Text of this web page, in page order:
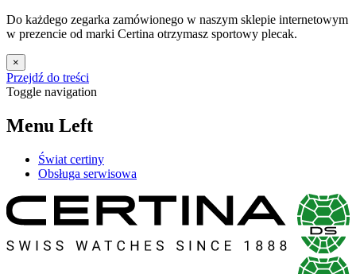
Do każdego zegarka zamówionego w naszym sklepie internetowym
w prezencie od marki Certina otrzymasz sportowy plecak.
×
Przejdź do treści
Toggle navigation
Menu Left
Świat certiny
Obsługa serwisowa